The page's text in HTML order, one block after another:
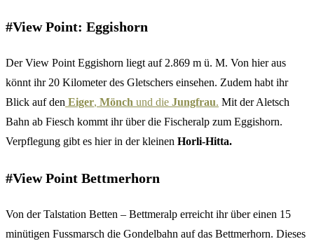
#View Point: Eggishorn
Der View Point Eggishorn liegt auf 2.869 m ü. M. Von hier aus
könnt ihr 20 Kilometer des Gletschers einsehen. Zudem habt ihr
Blick auf den Eiger, Mönch und die Jungfrau. Mit der Aletsch
Bahn ab Fiesch kommt ihr über die Fischeralp zum Eggishorn.
Verpflegung gibt es hier in der kleinen Horli-Hitta.
#View Point Bettmerhorn
Von der Talstation Betten – Bettmeralp erreicht ihr über einen 15
minütigen Fussmarsch die Gondelbahn auf das Bettmerhorn. Dieses